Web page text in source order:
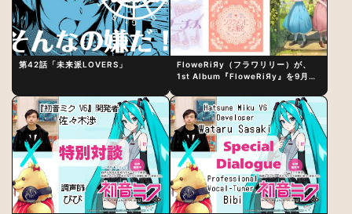
第42話「未来派LOVERS」
FloweRiЯy（フラワリリー）が、
1st Album『FloweRiЯy』を9月23